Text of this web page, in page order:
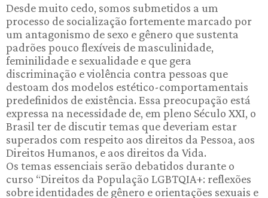
Desde muito cedo, somos submetidos a um
processo de socialização fortemente marcado por
um antagonismo de sexo e gênero que sustenta
padrões pouco flexíveis de masculinidade,
feminilidade e sexualidade e que gera
discriminação e violência contra pessoas que
destoam dos modelos estético-comportamentais
predefinidos de existência. Essa preocupação está
expressa na necessidade de, em pleno Século XXI, o
Brasil ter de discutir temas que deveriam estar
superados com respeito aos direitos da Pessoa, aos
Direitos Humanos, e aos direitos da Vida.
Os temas essenciais serão debatidos durante o
curso “Direitos da População LGBTQIA+: reflexões
sobre identidades de gênero e orientações sexuais e